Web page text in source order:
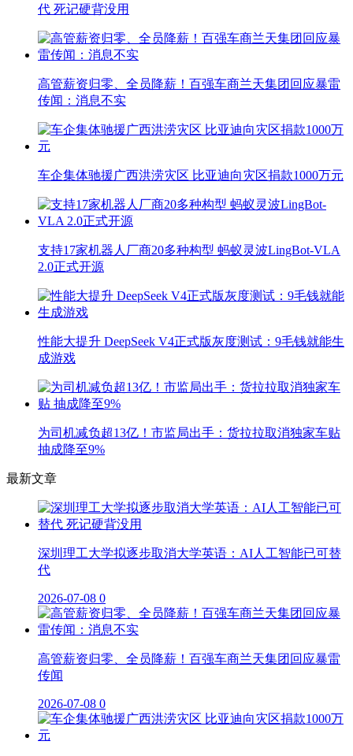
代 死记硬背没用
高管薪资归零、全员降薪！百强车商兰天集团回应暴雷
传闻：消息不实
车企集体驰援广西洪涝灾区 比亚迪向灾区捐款1000万元
支持17家机器人厂商20多种构型 蚂蚁灵波LingBot-VLA
2.0正式开源
性能大提升 DeepSeek V4正式版灰度测试：9毛钱就能生
成游戏
为司机减负超13亿！市监局出手：货拉拉取消独家车贴
抽成降至9%
最新文章
深圳理工大学拟逐步取消大学英语：AI人工智能已可替
代
2026-07-08 0
高管薪资归零、全员降薪！百强车商兰天集团回应暴雷
传闻
2026-07-08 0